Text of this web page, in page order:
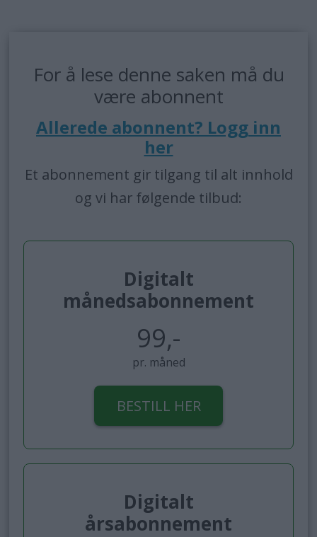
For å lese denne saken må du
være abonnent
Allerede abonnent? Logg inn
her
Et abonnement gir tilgang til alt innhold
og vi har følgende tilbud:
Digitalt
månedsabonnement
99,-
pr. måned
BESTILL HER
Digitalt
årsabonnement